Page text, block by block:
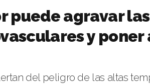
puede agravar
y
del peligro de las altas